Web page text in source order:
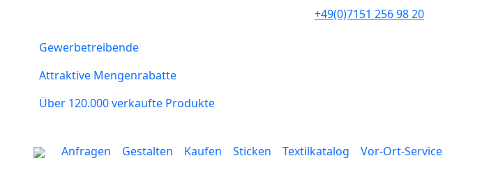
+49(0)7151 256 98 20‬
Gewerbetreibende
Attraktive Mengenrabatte
Über 120.000 verkaufte Produkte
Anfragen Gestalten Kaufen Sticken Textilkatalog Vor-Ort-Service